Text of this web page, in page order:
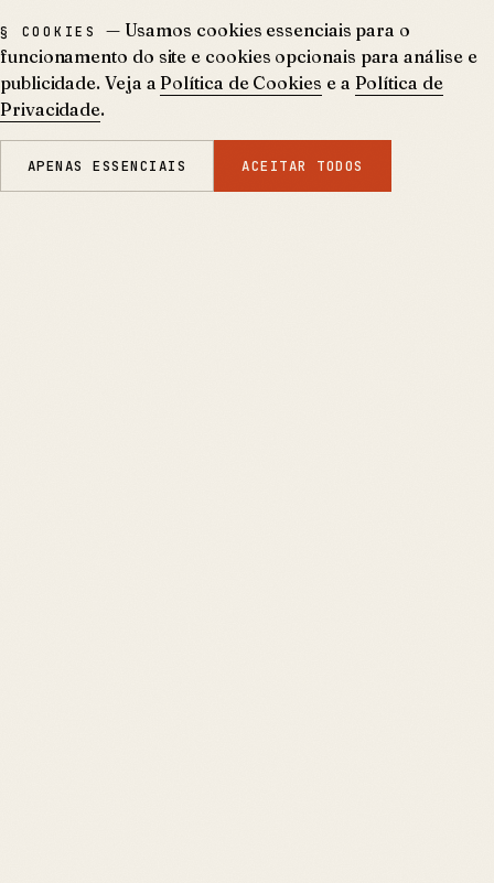
§ COOKIES
— Usamos cookies essenciais para o
funcionamento do site e cookies opcionais para análise e
publicidade. Veja a Política de Cookies e a Política de
Privacidade.
APENAS ESSENCIAIS ACEITAR TODOS